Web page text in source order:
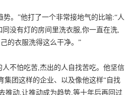
势。”他打了一个非常接地气的比喻:“人
没有灯的房间里洗衣服,你一直在洗,
的衣服洗得这么干净。”
不怕吃苦,杰出的人自找苦吃。他坚信
集团这样的企业、以及像他这样“自找
推动,让推动成为趋势,等十年后再回过